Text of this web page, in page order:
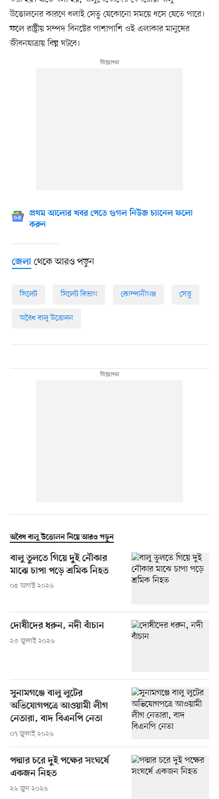
উত্তোলনের কারণে ধলাই সেতু যেকোনো সময়ে ধসে যেতে পারে।
ফলে রাষ্ট্রীয় সম্পদ বিনষ্টের পাশাপাশি ওই এলাকার মানুষের
জীবনযাত্রায় বিঘ্ন ঘটবে।
প্রথম আলোর খবর পেতে গুগল নিউজ চ্যানেল ফলো
করুন
জেলাথেকে আরও পড়ুন
সিলেট সিলেট বিভাগ কোম্পানীগঞ্জ সেতু
অবৈধ বালু উত্তোলন
অবৈধ বালু উত্তোলন নিয়ে আরও পড়ুন
বালু তুলতে গিয়ে দুই নৌকার
মাঝে চাপা পড়ে শ্রমিক নিহত
০৫ আগস্ট ২০২৬
দোষীদের ধরুন, নদী বাঁচান
২৩ জুলাই ২০২৬
সুনামগঞ্জে বালু লুটের
অভিযোগপত্রে আওয়ামী লীগ
নেতারা, বাদ বিএনপি নেতা
০৭ জুলাই ২০২৬
পদ্মার চরে দুই পক্ষের সংঘর্ষে
একজন নিহত
২৬ জুন ২০২৬